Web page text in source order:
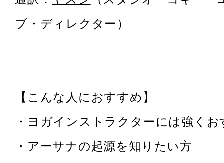
ブ・ディレクター）
【こんな人におすすめ】
・ヨガインストラクターには強く
・アーサナの起源を知りたい方